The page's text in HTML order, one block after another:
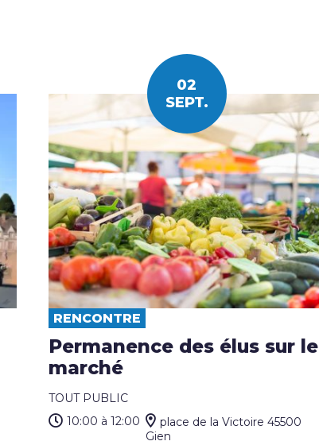
02
SEPT.
RENCONTRE
Permanence des élus sur le
marché
TOUT PUBLIC
10:00 à 12:00
place de la Victoire 45500
Gien